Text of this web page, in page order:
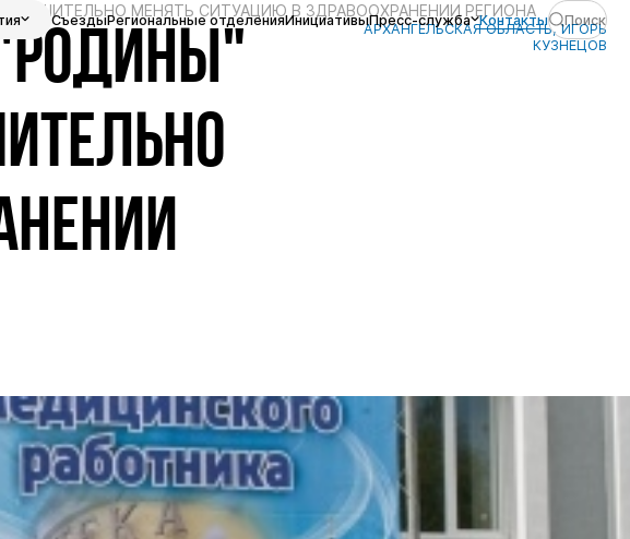
СъездыРегиональные отделенияИнициативыПресс-служба Контакты Поиск
РЕШИТЕЛЬНО МЕНЯТЬ СИТУАЦИЮ В ЗДРАВООХРАНЕНИИ РЕГИОНА
АРХАНГЕЛЬСКАЯ ОБЛАСТЬ, ИГОРЬ
КУЗНЕЦОВ